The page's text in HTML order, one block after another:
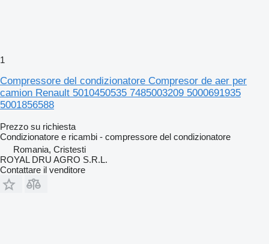
1
Compressore del condizionatore Compresor de aer per
camion Renault 5010450535 7485003209 5000691935
5001856588
Prezzo su richiesta
Condizionatore e ricambi - compressore del condizionatore
Romania, Cristesti
ROYAL DRU AGRO S.R.L.
Contattare il venditore